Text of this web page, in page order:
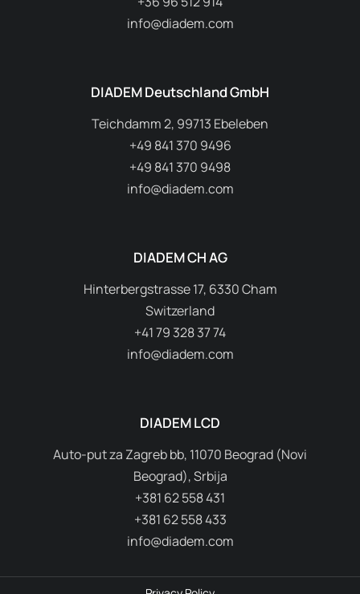
info@diadem.com
DIADEM Deutschland GmbH
Teichdamm 2, 99713 Ebeleben
+49 841 370 9496
+49 841 370 9498
info@diadem.com
DIADEM CH AG
Hinterbergstrasse 17, 6330 Cham
Switzerland
+41 79 328 37 74
info@diadem.com
DIADEM LCD
Auto-put za Zagreb bb, 11070 Beograd (Novi
Beograd), Srbija
+381 62 558 431
+381 62 558 433
info@diadem.com